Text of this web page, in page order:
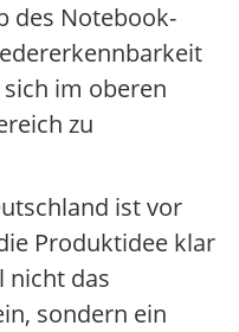
des Notebook-
im oberen
zu
ist vor
Produktidee klar
nicht das
sondern ein